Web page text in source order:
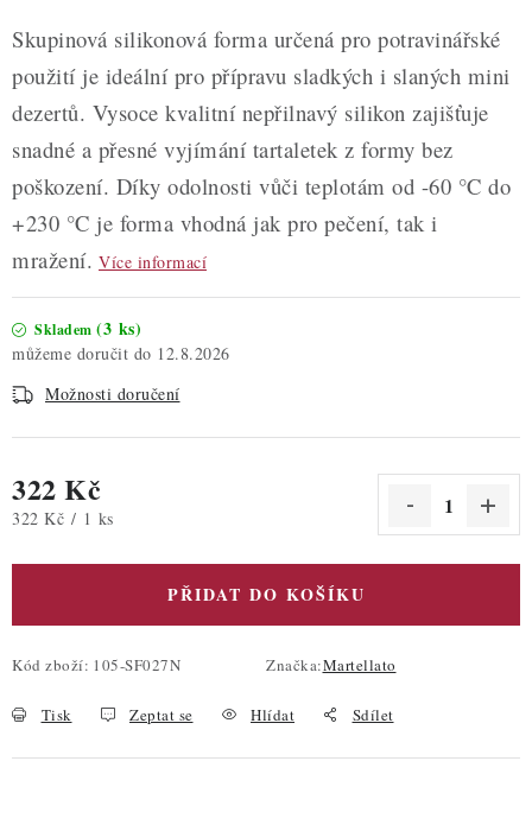
Nepřevzetí zásilky na dobírku
Obchodní podmínky
Hodnocení obchodu
Blog
Moje objednávka
Podmínky ochrany osobních údajů
Skupinová silikonová forma určená pro potravinářské
použití je ideální pro přípravu sladkých i slaných mini
dezertů. Vysoce kvalitní nepřilnavý silikon zajišťuje
snadné a přesné vyjímání tartaletek z formy bez
poškození. Díky odolnosti vůči teplotám od -60 °C do
+230 °C je forma vhodná jak pro pečení, tak i
mražení. Více informací
Skladem (3 ks)
12.8.2026
Možnosti doručení
322 Kč
Měrná cena:
322 Kč / 1 ks
PŘIDAT DO KOŠÍKU
Kód zboží: 105-SF027N Značka:Martellato
Tisk Zeptat se Hlídat Sdílet